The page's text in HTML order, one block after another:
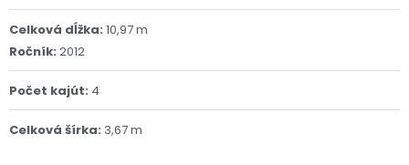
Celková dĺžka: 10,97 m
Ročník: 2012
Počet kajút: 4
Celková šírka: 3,67 m